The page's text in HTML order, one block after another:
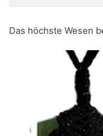
Das höchste Wesen